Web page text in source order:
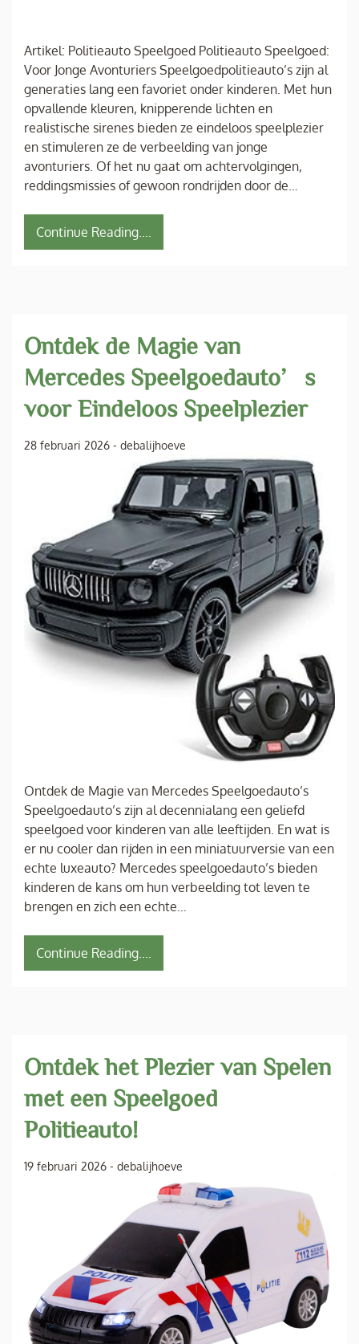
Artikel: Politieauto Speelgoed Politieauto Speelgoed:
Voor Jonge Avonturiers Speelgoedpolitieauto’s zijn al
generaties lang een favoriet onder kinderen. Met hun
opvallende kleuren, knipperende lichten en
realistische sirenes bieden ze eindeloos speelplezier
en stimuleren ze de verbeelding van jonge
avonturiers. Of het nu gaat om achtervolgingen,
reddingsmissies of gewoon rondrijden door de…
Continue Reading....
Ontdek de Magie van
Mercedes Speelgoedauto’s
voor Eindeloos Speelplezier
28 februari 2026 - debalijhoeve
Ontdek de Magie van Mercedes Speelgoedauto’s
Speelgoedauto’s zijn al decennialang een geliefd
speelgoed voor kinderen van alle leeftijden. En wat is
er nu cooler dan rijden in een miniatuurversie van een
echte luxeauto? Mercedes speelgoedauto’s bieden
kinderen de kans om hun verbeelding tot leven te
brengen en zich een echte…
Continue Reading....
Ontdek het Plezier van Spelen
met een Speelgoed
Politieauto!
19 februari 2026 - debalijhoeve